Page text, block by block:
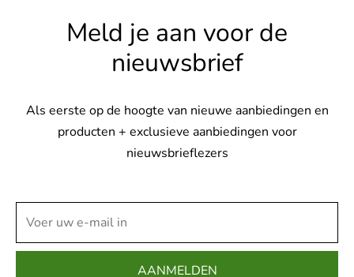
Meld je aan voor de
nieuwsbrief
Als eerste op de hoogte van nieuwe aanbiedingen en
producten + exclusieve aanbiedingen voor
nieuwsbrieflezers